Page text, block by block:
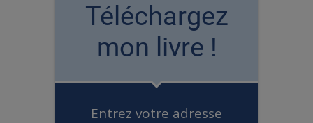
Téléchargez
mon livre !
Entrez votre adresse